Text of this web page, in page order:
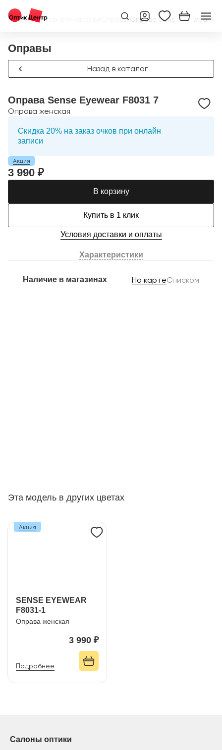
Главная/Интернет-магазин Оправы/Оправа Sense Eyewear
Оправы
Назад в каталог
Оправа Sense Eyewear F8031 7
Оправа женская
Скидка 20% на заказ очков при онлайн
записи
Акция
3 990 ₽
В корзину
Купить в 1 клик
Условия доставки и оплаты
Характеристики
Наличие в магазинах На картеСписком
Эта модель в других цветах
SENSE EYEWEAR
F8031-1
Оправа женская
3 990 ₽
Подробнее
Акция
Салоны оптики